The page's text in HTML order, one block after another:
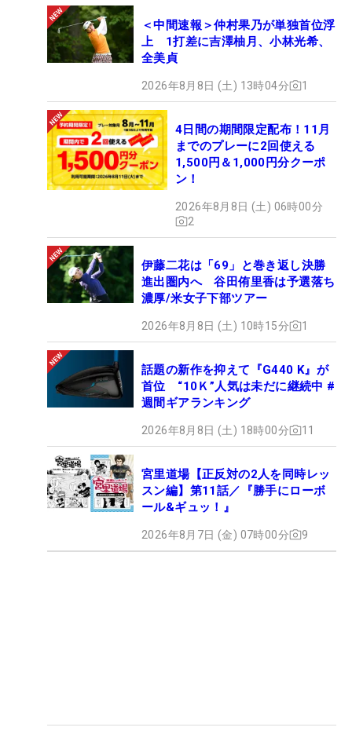
＜中間速報＞仲村果乃が単独首位浮
上 1打差に吉澤柚月、小林光希、
全美貞
2026年8月8日 (土) 13時04分 1
4日間の期間限定配布！11月
までのプレーに2回使える
1,500円＆1,000円分クーポ
ン！
2026年8月8日 (土) 06時00分
2
伊藤二花は「69」と巻き返し決勝
進出圏内へ 谷田侑里香は予選落ち
濃厚/米女子下部ツアー
2026年8月8日 (土) 10時15分 1
話題の新作を抑えて『G440 K』が
首位 “10Ｋ”人気は未だに継続中 #
週間ギアランキング
2026年8月8日 (土) 18時00分 11
宮里道場【正反対の2人を同時レッ
スン編】第11話／『勝手にローボ
ール&ギュッ！』
2026年8月7日 (金) 07時00分 9